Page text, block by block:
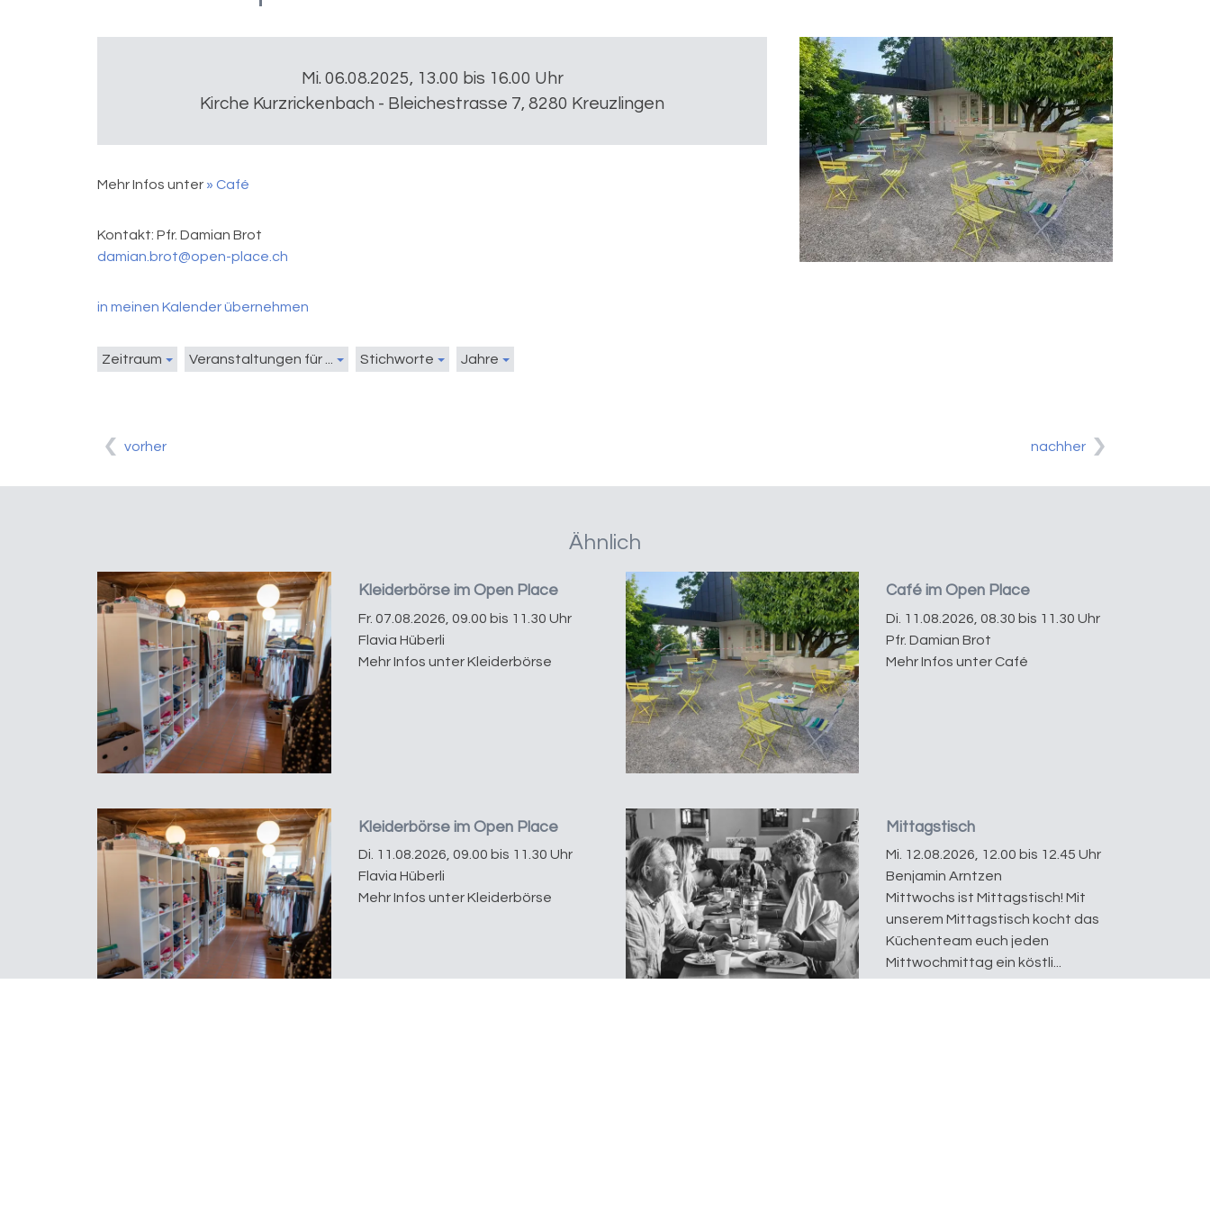
Mi. 06.08.2025, 13.00 bis 16.00 Uhr
Kirche Kurzrickenbach - Bleichestrasse 7, 8280 Kreuzlingen
Mehr Infos unter » Café
Kontakt: Pfr. Damian Brot
damian.brot@open-place.ch
in meinen Kalender übernehmen
Zeitraum Veranstaltungen für ... Stichworte Jahre
vorher nachher
Ähnlich
Kleiderbörse im Open Place
Fr. 07.08.2026, 09.00 bis 11.30 Uhr
Flavia Hüberli
Mehr Infos unter Kleiderbörse
Café im Open Place
Di. 11.08.2026, 08.30 bis 11.30 Uhr
Pfr. Damian Brot
Mehr Infos unter Café
Kleiderbörse im Open Place
Di. 11.08.2026, 09.00 bis 11.30 Uhr
Flavia Hüberli
Mehr Infos unter Kleiderbörse
Mittagstisch
Mi. 12.08.2026, 12.00 bis 12.45 Uhr
Benjamin Arntzen
Mittwochs ist Mittagstisch! Mit
unserem Mittagstisch kocht das
Küchenteam euch jeden
Mittwochmittag ein köstli...